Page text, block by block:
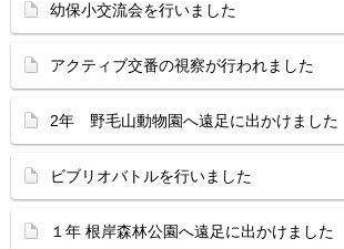
幼保小交流会を行いました
アクティブ交番の視察が行われました
2年 野毛山動物園へ遠足に出かけました
ビブリオバトルを行いました
１年 根岸森林公園へ遠足に出かけました